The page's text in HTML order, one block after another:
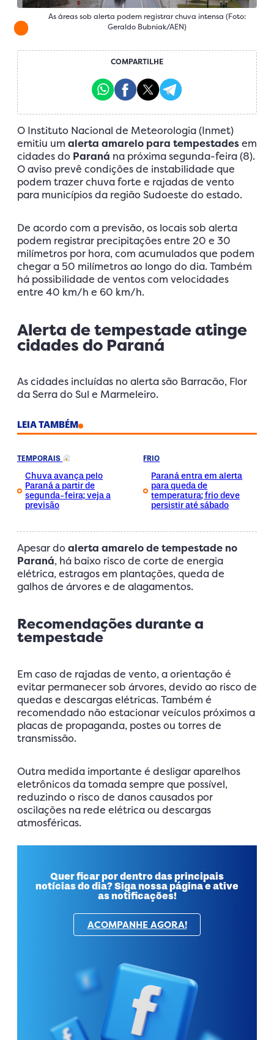
As áreas sob alerta podem registrar chuva intensa (Foto:
Geraldo Bubniak/AEN)
COMPARTILHE
O Instituto Nacional de Meteorologia (Inmet)
emitiu um alerta amarelo para tempestadesem
cidades do Paraná na próxima segunda-feira (8).
O aviso prevê condições de instabilidade que
podem trazer chuva forte e rajadas de vento
para municípios da região Sudoeste do estado.
De acordo com a previsão, os locais sob alerta
podem registrar precipitações entre 20 e 30
milímetros por hora, com acumulados que podem
chegar a 50 milímetros ao longo do dia. Também
há possibilidade de ventos com velocidades
entre 40 km/h e 60 km/h.
Alerta de tempestade atinge
cidades do Paraná
As cidades incluídas no alerta são Barracão, Flor
da Serra do Sul e Marmeleiro.
LEIA TAMBÉM
TEMPORAIS
Chuva avança pelo
Paraná a partir de
segunda-feira; veja a
previsão
FRIO
Paraná entra em alerta
para queda de
temperatura; frio deve
persistir até sábado
Apesar doalerta amarelo de tempestade no
Paraná, há baixo risco de corte de energia
elétrica, estragos em plantações, queda de
galhos de árvores e de alagamentos.
Recomendações durante a
tempestade
Em caso de rajadas de vento, a orientação é
evitar permanecer sob árvores, devido ao risco de
quedas e descargas elétricas. Também é
recomendado não estacionar veículos próximos a
placas de propaganda, postes ou torres de
transmissão.
Outra medida importante é desligar aparelhos
eletrônicos da tomada sempre que possível,
reduzindo o risco de danos causados por
oscilações na rede elétrica ou descargas
atmosféricas.
Quer ficar por dentro das principais
notícias do dia? Siga nossa página e ative
as notificações!
ACOMPANHE AGORA!